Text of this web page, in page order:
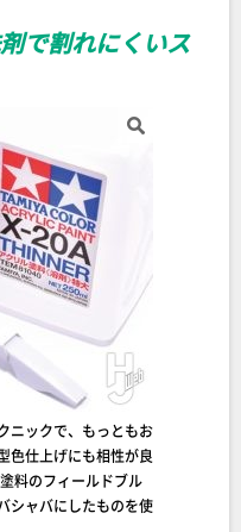
で割れにくいス
ニックで、もっともお
色仕上げにも相性が良
料のフィールドブル
シャバにしたものを使